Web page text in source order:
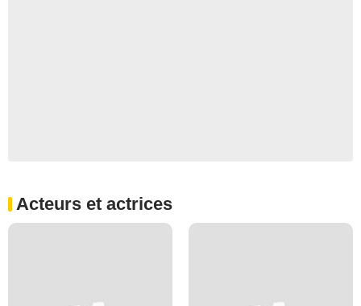
Acteurs et actrices